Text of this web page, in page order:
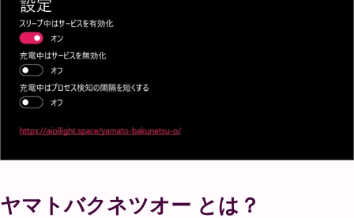
ヤマトバクネツオー とは？